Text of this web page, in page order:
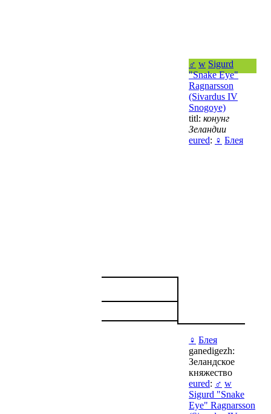
♂ w Sigurd
"Snake Eye"
Ragnarsson
(Sivardus IV
Snogoye)
titl: конунг
Зеландии
eured: ♀ Блея
♀ Блея
ganedigezh:
Зеландское
княжество
eured: ♂ w
Sigurd "Snake
Eye" Ragnarsson